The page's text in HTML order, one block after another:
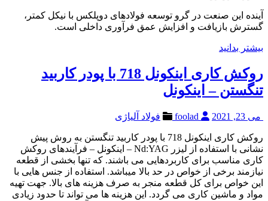
آینده این صنعت در گرو توسعه فولادهای دوپلکس با نیکل کمتر،
گسترش بازیافت و افزایش عمق فرآوری داخلی است.
بیشتر بدانید
روکش کاری اینکونل 718 با پودر کاربید
تنگستن – اینکونل
می 23, 2021 فولاد آلیاژی
روکش کاری اینکونل 718 با پودر کاربید تنگستن به روش پیش
نشانی با استفاده از لیزر Nd:YAG – اینکونل – فرآیندهای روکش
کاری مناسب برای کاربردهایی می باشند. که تنها بخشی از قطعه
نیازمند برخی از خواص در حد بالا میباشد. استفاده از جنس هایی با
این خواص برای کل قطعه منجر به صرف هزینه های بالا. جهت تهیه
مواد و ماشین کاری می گردد. این هزینه ها می تواند تا حدود زیادی